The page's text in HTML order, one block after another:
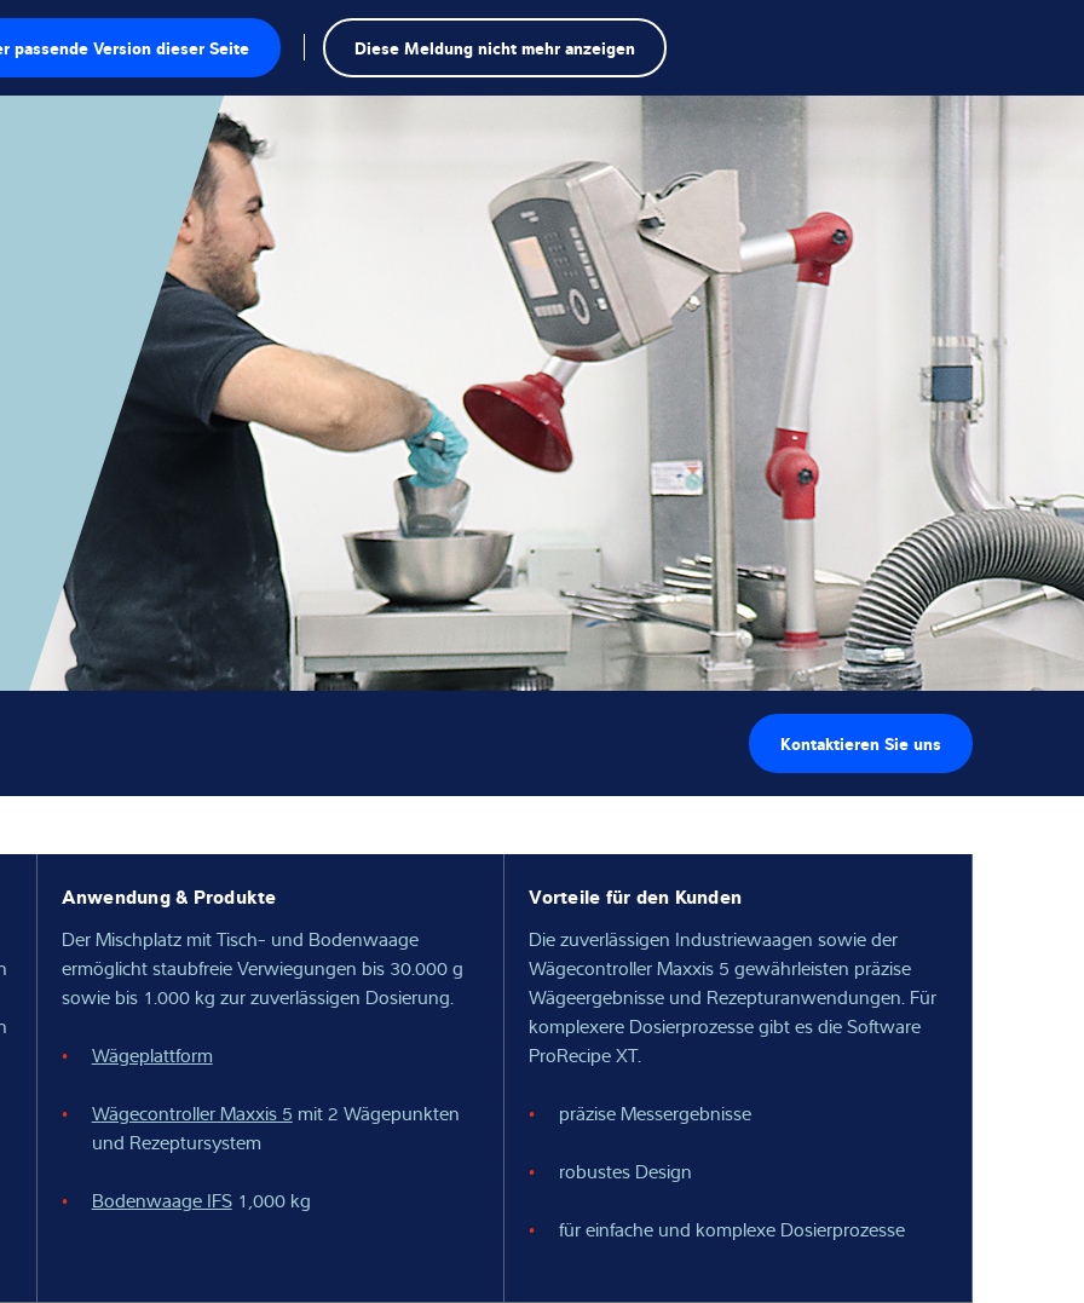
passende Version dieser Seite Diese Meldung nicht mehr anzeigenProduktfinder
Search
term
Search
Kontaktieren Sie uns
Anwendung & Produkte
Der Mischplatz mit Tisch- und Bodenwaage
ermöglicht staubfreie Verwiegungen bis 30.000 g
sowie bis 1.000 kg zur zuverlässigen Dosierung.
Wägeplattform
Wägecontroller Maxxis 5 mit 2 Wägepunkten
und Rezeptursystem
Bodenwaage IFS1,000 kg
Vorteile für den Kunden
Die zuverlässigen Industriewaagen sowie der
Wägecontroller Maxxis 5 gewährleisten präzise
Wägeergebnisse und Rezepturanwendungen. Für
komplexere Dosierprozesse gibt es die Software
ProRecipe XT.
präzise Messergebnisse
robustes Design
für einfache und komplexe Dosierprozesse